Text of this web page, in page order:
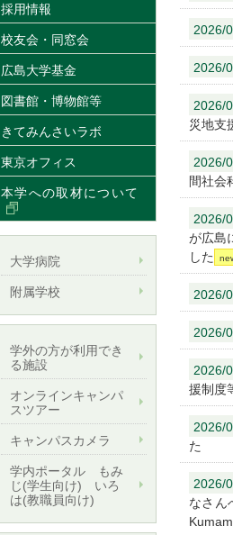
2026/
2026/
2026/
災地支
2026/
間社会
2026/
が広島
した
2026/
2026/
2026/
援制度
2026/
た
2026/
なさん
採用情報
校友会・同窓会
広島大学基金
図書館・博物館等
きてみんさいラボ
東京オフィス
本学への取材について
大学病院
附属学校
学外の方が利用でき
る施設
オンラインキャンパ
スツアー
キャンパスカメラ
学内ポータル もみ
じ(学生向け) いろ
は(教職員向け)